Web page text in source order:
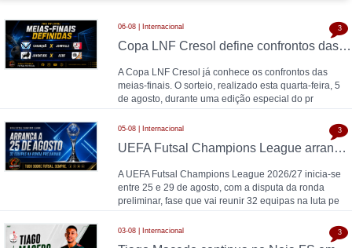
06-08 | Internacional
Copa LNF Cresol define confrontos das meias-finais
A Copa LNF Cresol já conhece os confrontos das
meias-finais. O sorteio, realizado esta quarta-feira, 5
de agosto, durante uma edição especial do pr
3
05-08 | Internacional
UEFA Futsal Champions League arranca a 25 de agosto com 32 equipas na ronda preliminar
A UEFA Futsal Champions League 2026/27 inicia-se
entre 25 e 29 de agosto, com a disputa da ronda
preliminar, fase que vai reunir 32 equipas na luta pe
3
03-08 | Internacional 3